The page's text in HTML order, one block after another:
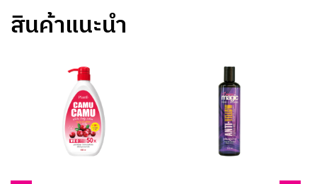
สินค้าแนะนำ